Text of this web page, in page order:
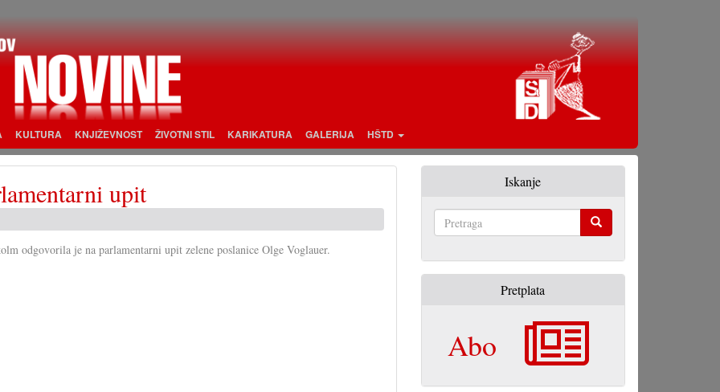
KULTURA KNJIŽEVNOST ŽIVOTNI STIL KARIKATURA GALERIJA HŠTD
upit
odgovorila je na parlamentarni upit zelene poslanice Olge Voglauer.
Iskanje
Pretplata
Abo